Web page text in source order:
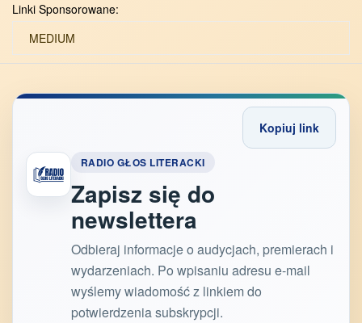
Linki Sponsorowane:
MEDIUM
Kopiuj link
RADIO GŁOS LITERACKI
Zapisz się do
newslettera
Odbieraj informacje o audycjach, premierach i
wydarzeniach. Po wpisaniu adresu e-mail
wyślemy wiadomość z linkiem do
potwierdzenia subskrypcji.